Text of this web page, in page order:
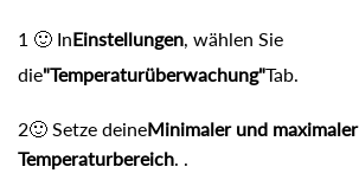
1 🙂 InEinstellungen, wählen Sie
die"Temperaturüberwachung"Tab.
2🙂 Setze deineMinimaler und maximaler
Temperaturbereich